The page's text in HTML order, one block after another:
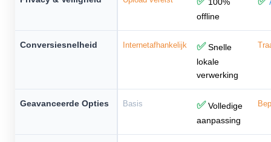
offline
Conversiesnelheid Internetafhankelijk ✅Snelle
lokale
verwerking
Geavanceerde Opties Basis ✅Volledige
aanpassing